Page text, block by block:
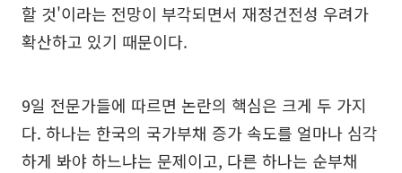
할 것'이라는 전망이 부각되면서 재정건전성 우려가
확산하고 있기 때문이다.
9일 전문가들에 따르면 논란의 핵심은 크게 두 가지
다. 하나는 한국의 국가부채 증가 속도를 얼마나 심각
하게 봐야 하느냐는 문제이고, 다른 하나는 순부채